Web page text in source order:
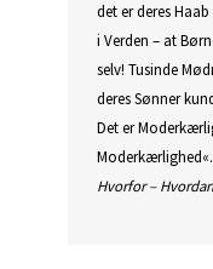
det er deres
i Verden – at
selv! Tusinde
deres Sønner
Det er
Hvorfor –